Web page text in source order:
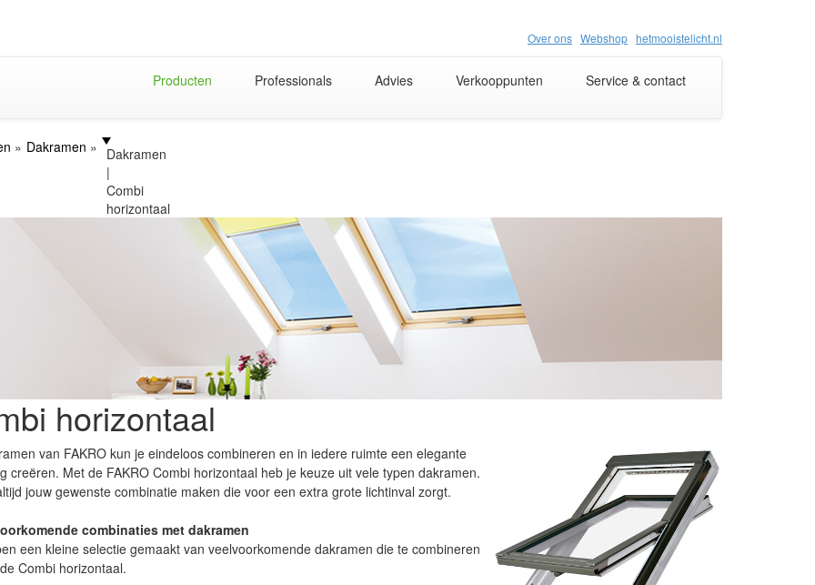
Over ons Webshop hetmooistelicht.nl
Producten Professionals Advies Verkooppunten Service & contact
Dakramen
Dakramen
|
Combi
horizontaal
horizontaal
van FAKRO kun je eindeloos combineren en in iedere ruimte een elegante
creëren. Met de FAKRO Combi horizontaal heb je keuze uit vele typen dakramen.
jouw gewenste combinatie maken die voor een extra grote lichtinval zorgt.
combinaties met dakramen
een kleine selectie gemaakt van veelvoorkomende dakramen die te combineren
Combi horizontaal.